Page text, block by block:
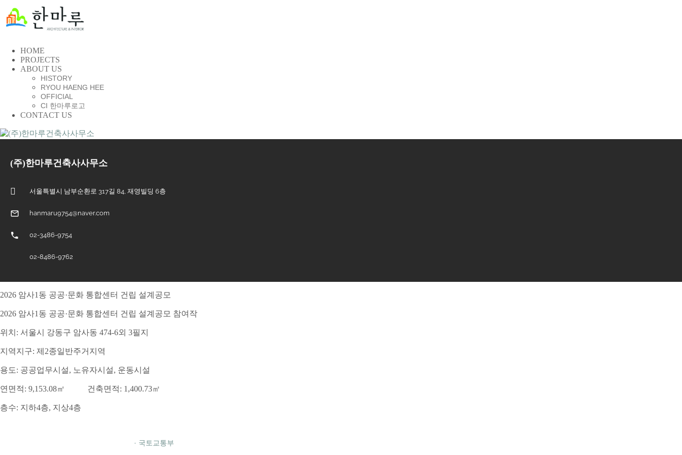
HOME
PROJECTS
ABOUT US
HISTORY
RYOU HAENG HEE
OFFICIAL
CI 한마루로고
CONTACT US
(주)한마루건축사사무소
서울특별시 남부순환로 317길 84, 재영빌딩 6층
hanmaru9754@naver.com
02-3486-9754
02-8486-9762
2026 암사1동 공공·문화 통합센터 건립 설계공모
2026 암사1동 공공·문화 통합센터 건립 설계공모 참여작
위치: 서울시 강동구 암사동 474-6외 3필지
지역지구: 제2종일반주거지역
용도: 공공업무시설, 노유자시설, 운동시설
연면적: 9,153.08㎡ 건축면적: 1,400.73㎡
층수: 지하4층, 지상4층
· 국토교통부